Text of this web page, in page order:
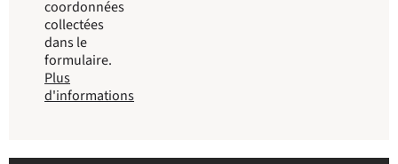
coordonnées
collectées
dans le
formulaire.
Plus
d'informations